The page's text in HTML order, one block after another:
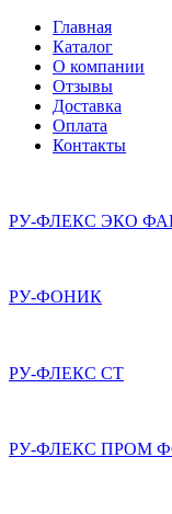
Главная
Каталог
О компании
Отзывы
Доставка
Оплата
Контакты
РУ-ФЛЕКС ЭКО
РУ-ФОНИК
РУ-ФЛЕКС СТ
РУ-ФЛЕКС ПРОМ